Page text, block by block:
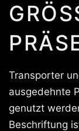
Transporter
ausgedehnte
genutzt
Beschriftung